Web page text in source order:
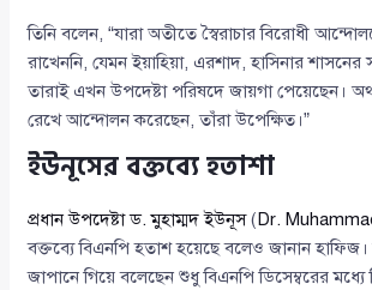
তিনি বলেন, “যারা অতীতে স্বৈরাচার বিরোধী
রাখেননি, যেমন ইয়াহিয়া, এরশাদ, হাসিনার
তারাই এখন উপদেষ্টা পরিষদে জায়গা পেয়েছেন।
রেখে আন্দোলন করেছেন, তাঁরা উপেক্ষিত।”
ইউনূসের বক্তব্যে হতাশা
প্রধান উপদেষ্টা ড. মুহাম্মদ ইউনূস( Dr.
বক্তব্যে বিএনপি হতাশ হয়েছে বলেও জানান হাফিজ।
জাপানে গিয়ে বলেছেন শুধু বিএনপি ডিসেম্বরের মধ্যে